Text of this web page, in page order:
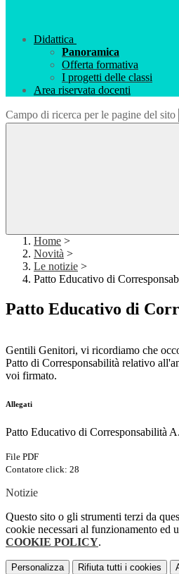
Didattica
Panoramica
Offerta formativa
I progetti delle classi
Area riservata docenti
Campo di ricerca per le pagine del sito
Home >
Novità >
Le notizie >
Patto Educativo di
Patto Educativo di
Gentili Genitori, vi ricordiamo che
Patto di Corresponsabilità relativo
voi firmato.
Allegati
Patto Educativo di Corresponsabilità
File PDF
Contatore click: 28
Notizie
Questo sito o gli strumenti terzi da
cookie necessari al funzionamento ed
COOKIE POLICY.
Personalizza Rifiuta tutti i cookies